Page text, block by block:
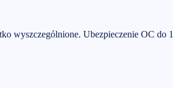
wyszczególnione. Ubezpieczenie OC do